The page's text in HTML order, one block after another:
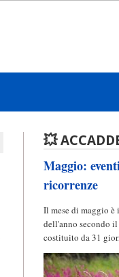
💥
Maggio:
ricorrenze
Il mese di maggio
dell'anno secondo
costituito da 31